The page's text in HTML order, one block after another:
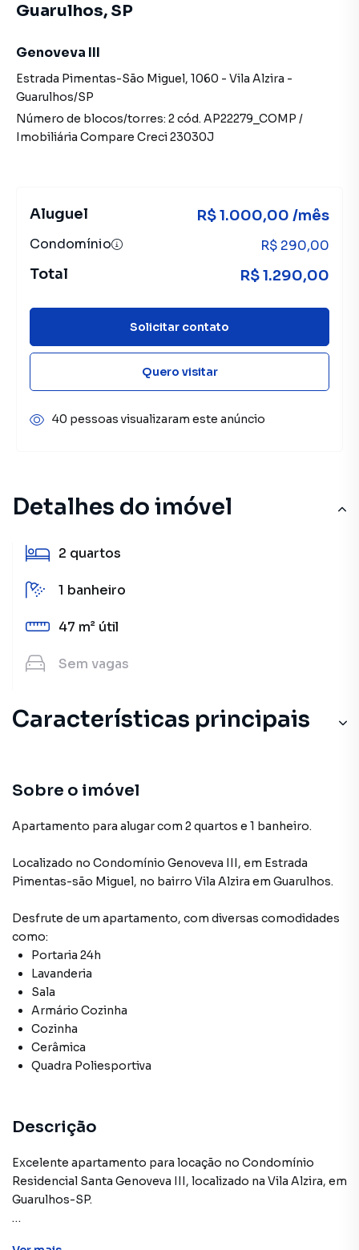
Detalhes do imóvel
2 quartos
1 banheiro
47 m² útil
Sem vagas
Características principais
Sobre o imóvel
Apartamento para alugar com 2 quartos e 1 banheiro.
Localizado no Condomínio Genoveva III, em Estrada
Pimentas-são Miguel, no bairro Vila Alzira em Guarulhos.
Desfrute de um apartamento, com diversas comodidades
como:
Portaria 24h
Lavanderia
Sala
Armário Cozinha
Cozinha
Cerâmica
Quadra Poliesportiva
Descrição
Excelente apartamento para locação no Condomínio
Residencial Santa Genoveva III, localizado na Vila Alzira, em
Guarulhos-SP.
Guarulhos, SP
Genoveva III
Estrada Pimentas-São Miguel, 1060 - Vila Alzira -
Guarulhos/SP
Número de blocos/torres: 2cód. AP22279_COMP /
Imobiliária Compare Creci23030J
Aluguel R$ 1.000,00 /mês
Condomínio R$ 290,00
Total R$ 1.290,00
Solicitar contato
Quero visitar
40 pessoas visualizaram este anúncio